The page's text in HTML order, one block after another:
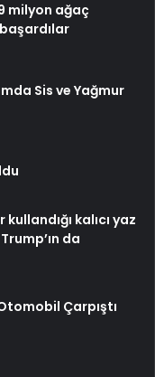
milyon ağaç
Sis ve Yağmur
kullandığı kalıcı yaz
da
Çarpıştı